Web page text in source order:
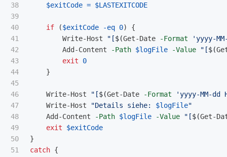
38
39
40
41
42
43
44
45
46
47
48
49
50
51
$exitCode = $LASTEXITCODE
if ($exitCode -eq 0)
{
Write-Host
"[$(Get-Date -Format
'yyyy-
Add-Content
-Path $logFile -Value "[$(
exit
0
}
Write-Host "[$(Get-Date -Format
'yyyy-MM-dd
Write-Host
"Details siehe: $logFile"
Add-Content
-Path $logFile -Value "[$(Get-
exit
$exitCode
}
catch {